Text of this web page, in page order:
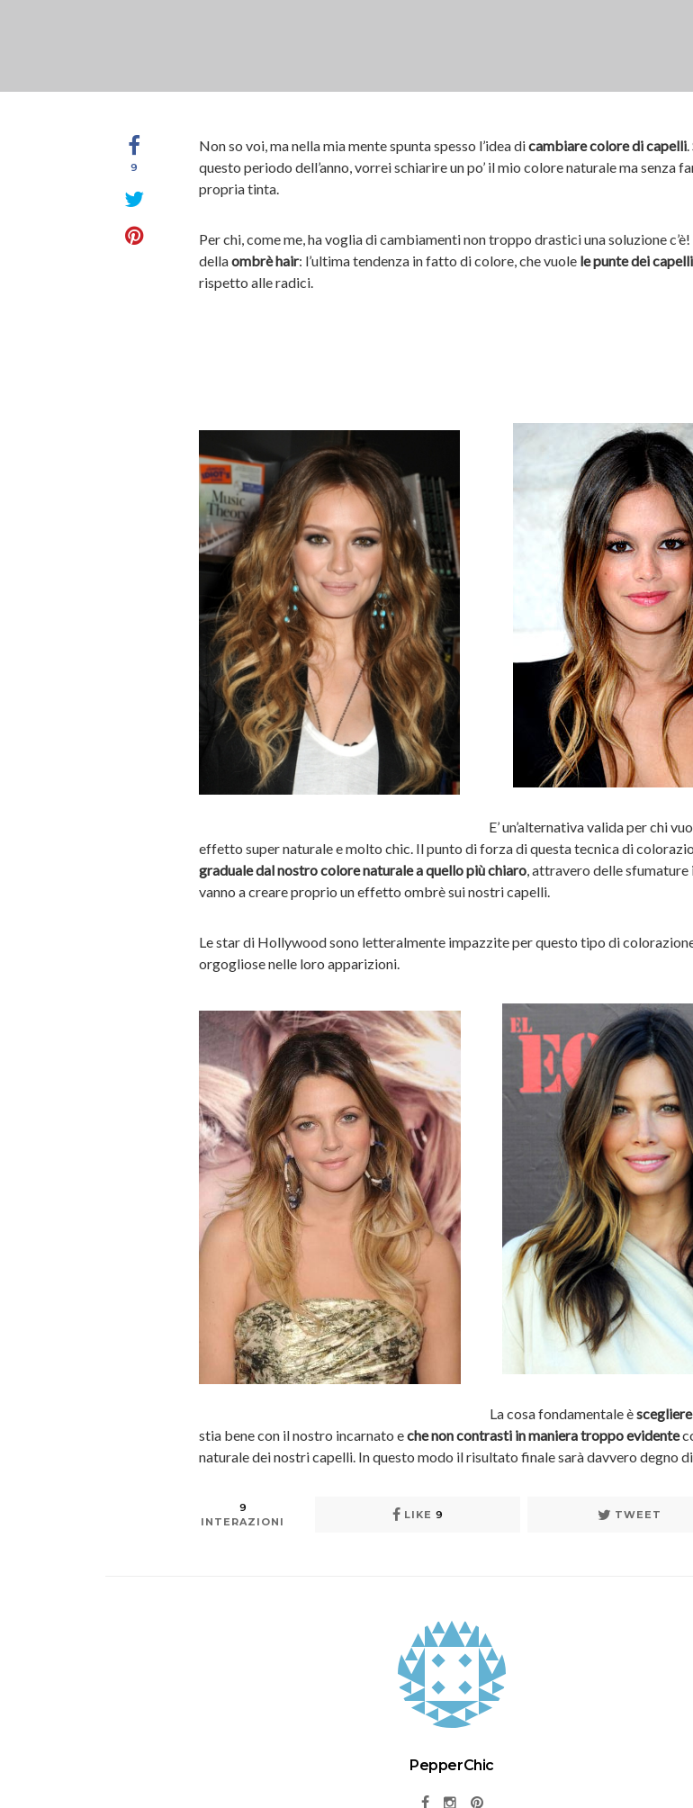
9
Non so voi, ma nella mia mente spunta spesso l’idea dicambiare colore di capelli
questo periodo dell’anno, vorrei schiarire un po’ il mio colore naturale ma senza
propria tinta.
Per chi, come me, ha voglia di cambiamenti non troppo drastici una soluzione
dellaombrè hair: l’ultima tendenza in fatto di colore, che vuole le punte dei
rispetto alle radici.
E’ un’alternativa valida per chi
effetto super naturale e molto chic. Il punto di forza di questa tecnica di
graduale dal nostro colore naturale a quello più chiaro, attravero delle sfumature
vanno a creare proprio un effetto ombrè sui nostri capelli.
Le star di Hollywood sono letteralmente impazzite per questo tipo di
orgogliose nelle loro apparizioni.
La cosa fondamentale è
stia bene con il nostro incarnato eche non contrasti in maniera troppo evidente
naturale dei nostri capelli. In questo modo il risultato finale sarà davvero degno
9
INTERAZIONI
LIKE 9 TWEET
PepperChic